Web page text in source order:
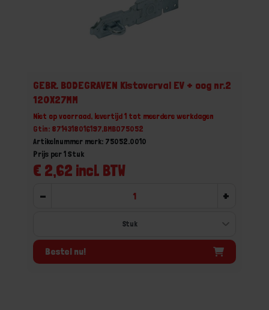
GEBR. BODEGRAVEN Kistoverval EV + oog nr.2
120X27MM
Niet op voorraad, levertijd 1 tot meerdere werkdagen
Gtin: 8714318016197,BMBO75052
Artikelnummer merk: 75052.0010
€ 2,62 incl. BTW
Prijs per 1 Stuk
- +
Bestel nu!